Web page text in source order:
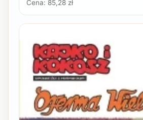
Cena: 85,28 zł